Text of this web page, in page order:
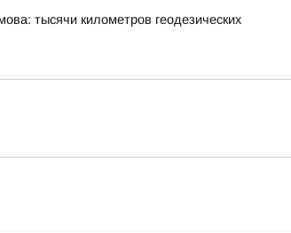
тысячи километров геодезических